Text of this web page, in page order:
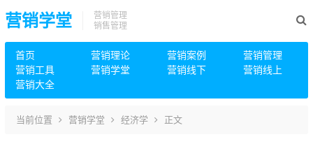
营销学堂
营销管理
销售管理
首页 营销理论 营销案例
营销管理
营销工具
营销学堂 营销线下
营销线上
营销大全
当前位置 营销学堂 经济学 正文